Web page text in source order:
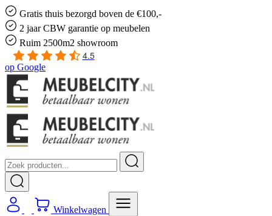
Gratis thuis bezorgd boven de €100,-
2 jaar CBW garantie op meubelen
Ruim 2500m2 showroom
4.5
op Google
Winkelwagen